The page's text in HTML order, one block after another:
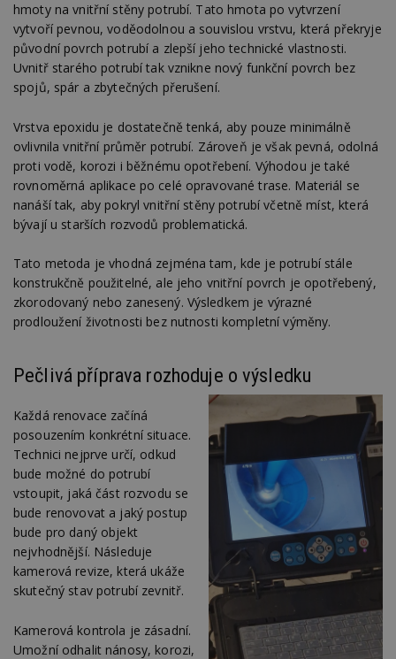
hmoty na vnitřní stěny potrubí. Tato hmota po vytvrzení
vytvoří pevnou, voděodolnou a souvislou vrstvu, která překryje
původní povrch potrubí a zlepší jeho technické vlastnosti.
Uvnitř starého potrubí tak vznikne nový funkční povrch bez
spojů, spár a zbytečných přerušení.
Vrstva epoxidu je dostatečně tenká, aby pouze minimálně
ovlivnila vnitřní průměr potrubí. Zároveň je však pevná, odolná
proti vodě, korozi i běžnému opotřebení. Výhodou je také
rovnoměrná aplikace po celé opravované trase. Materiál se
nanáší tak, aby pokryl vnitřní stěny potrubí včetně míst, která
bývají u starších rozvodů problematická.
Tato metoda je vhodná zejména tam, kde je potrubí stále
konstrukčně použitelné, ale jeho vnitřní povrch je opotřebený,
zkorodovaný nebo zanesený. Výsledkem je výrazné
prodloužení životnosti bez nutnosti kompletní výměny.
Pečlivá příprava rozhoduje o výsledku
Každá renovace začíná
posouzením konkrétní situace.
Technici nejprve určí, odkud
bude možné do potrubí
vstoupit, jaká část rozvodu se
bude renovovat a jaký postup
bude pro daný objekt
nejvhodnější. Následuje
kamerová revize, která ukáže
skutečný stav potrubí zevnitř.
Kamerová kontrola je zásadní.
Umožní odhalit nánosy, korozi,